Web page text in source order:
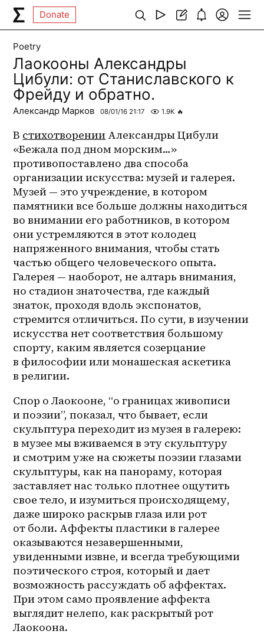
Donate
Poetry
Лаокооны Александры
Цибули: от Станиславского к
Фрейду и обратно.
Александр Марков 08/01/16 21:17 1.9K 🔥
В стихотворении Александры Цибули
«Бежала под дном морским…»
противопоставлено два способа
организации искусства: музей и галерея.
Музей — это учреждение, в котором
памятники все больше должны находиться
во внимании его работников, в котором
они устремляются в этот колодец
напряженного внимания, чтобы стать
частью общего человеческого опыта.
Галерея — наоборот, не алтарь внимания,
но стадион знаточества, где каждый
знаток, проходя вдоль экспонатов,
стремится отличиться. По сути, в изучении
искусства нет соответствия большому
спорту, каким является созерцание
в философии или монашеская аскетика
в религии.
Спор о Лаокооне, “о границах живописи
и поэзии”, показал, что бывает, если
скульптура переходит из музея в галерею:
в музее мы вживаемся в эту скульптуру
и смотрим уже на сюжеты поэзии глазами
скульптуры, как на панораму, которая
заставляет нас только плотнее ощутить
свое тело, и изумиться происходящему,
даже широко раскрыв глаза или рот
от боли. Аффекты пластики в галерее
оказываются незавершенными,
увиденными извне, и всегда требующими
поэтического строя, который и дает
возможность рассуждать об аффектах.
При этом само проявление аффекта
выглядит нелепо, как раскрытый рот
Лаокоона.